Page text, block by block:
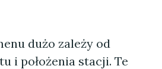
dużo zależy od
i położenia stacji. Te